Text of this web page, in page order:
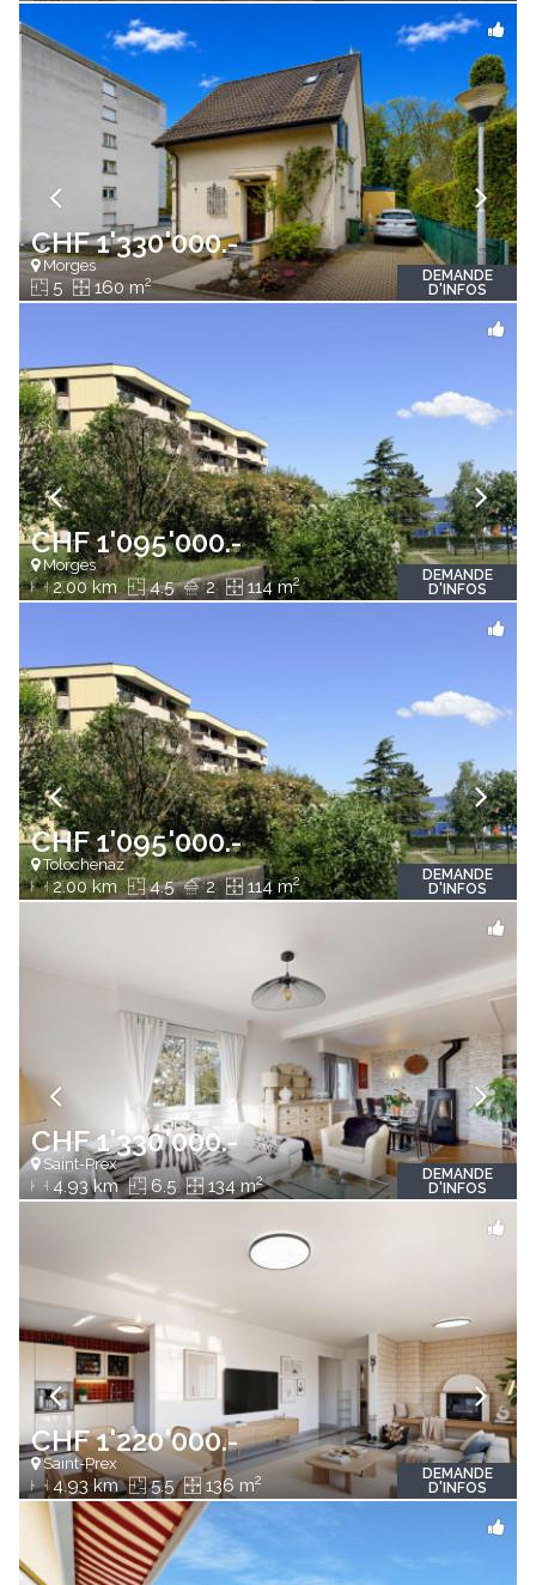
CHF 1'330'000.-
Morges
5 160 m2
DEMANDE
D'INFOS
CHF 1'095'000.-
Morges
2.00 km 4.5 2 114 m2
DEMANDE
D'INFOS
CHF 1'095'000.-
Tolochenaz
2.00 km 4.5 2 114 m2
DEMANDE
D'INFOS
CHF 1'330'000.-
Saint-Prex
4.93 km 6.5 134 m2
DEMANDE
D'INFOS
CHF 1'220'000.-
Saint-Prex
4.93 km 5.5 136 m2
DEMANDE
D'INFOS